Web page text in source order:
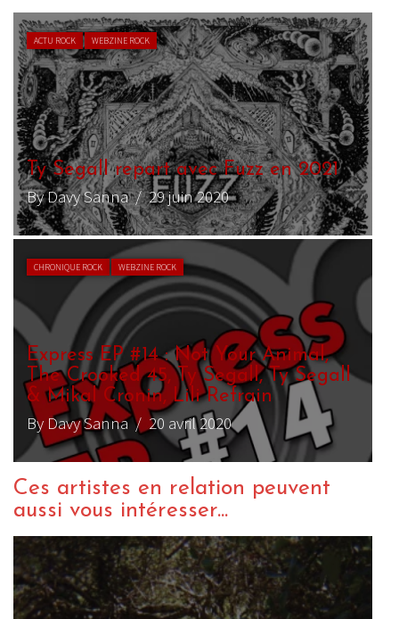
ACTU ROCK WEBZINE ROCK
Ty Segall repart avec Fuzz en 2021
By Davy Sanna/ 29 juin 2020
CHRONIQUE ROCK WEBZINE ROCK
Express EP #14 : Not Your Animal,
The Crooked 45, Ty Segall, Ty Segall
& Mikal Cronin, Lili Refrain
By Davy Sanna/ 20 avril 2020
Ces artistes en relation peuvent
aussi vous intéresser...